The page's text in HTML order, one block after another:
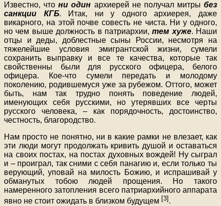
Известно, чтони один архиерей не получал митры без
санкции КГБ. Итак, ни у одного архиерея, даже
викарного, на этой почве совесть не чиста. Ни у одного,
но чем выше должность в патриархии,тем хуже. Наши
отцы и деды, доблестные сыны России, несмотря на
тяжелейшие условия эмигрантской жизни, сумели
сохранить выправку и все те качества, которые так
свойственны были для русского офицера, белого
офицера. Кое-что сумели передать и молодому
поколению, родившемуся уже за рубежом. Оттого, может
быть, нам так трудно понять поведение людей,
именующих себя русскими, но утерявших все черты
русского человека, – как порядочность, достоинство,
честность, благородство.
Нам просто не понятно, ни в какие рамки не влезает, как
эти люди могут продолжать кривить душой и оставаться
на своих постах, на постах духовных вождей! Ну сыграл
и – проиграл, так сними с себя панагию и, если только ты
верующий, уповай на милость Божию, и испрашивай у
обманутых тобою людей прощения. Но такого
намеренного затопления всего патриархийного аппарата
явно не стоит ожидать в близком будущем [3] .